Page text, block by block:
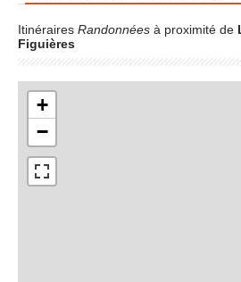
Itinéraires Randonnées à proximité de
Figuières
+
−